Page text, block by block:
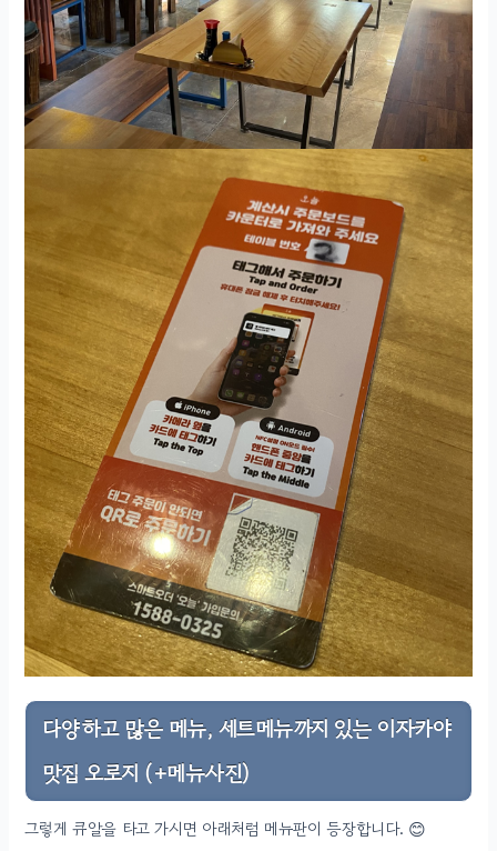
다양하고 많은 메뉴, 세트메뉴까지 있는 이자카야
맛집 오로지 (+메뉴사진)
그렇게 큐알을 타고 가시면 아래처럼 메뉴판이 등장합니다. 😊